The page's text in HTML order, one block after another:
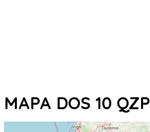
MAPA DOS 10 QZP